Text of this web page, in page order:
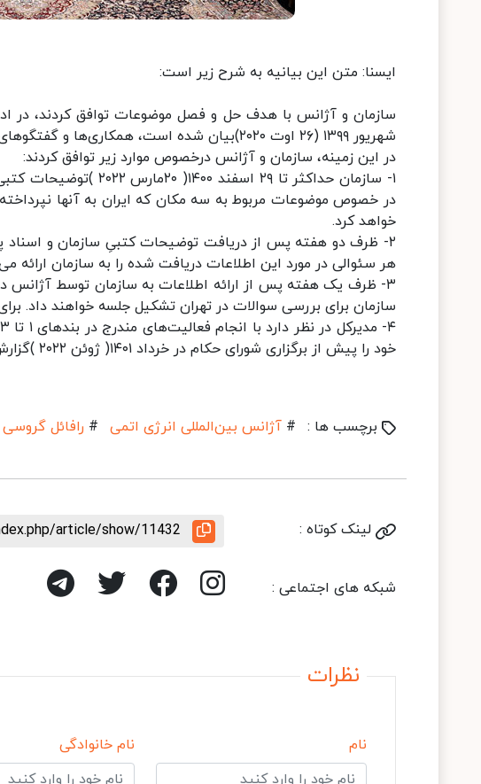
ایسنا: متن این بیانیه به شرح زیر است:
شهریور ۱۳۹۹ (۲۶ اوت ۲۰۲۰)بیان شده است، همکاری‌ها و گفتگوهای بین خود را سرعت بخشیده و تقویت کنند.
در این زمینه، سازمان و آژانس درخصوص موارد زیر توافق کردند:
۱- سازمان حداکثر تا
در خصوص موضوعات مربوط به سه مکان که ایران به آنها
خواهد کرد.
۲- ظرف دو هفته پس از دریافت توضیحات کتبیِ سازمان و اسناد
هر سئوالی در مورد این اطلاعات دریافت شده را به سازمان ارائه
۳- ظرف یک هفته پس از ارائه اطلاعات به سازمان توسط
سازمان برای بررسی سوالات در تهران تشکیل جلسه خواهند داد.
خود را پیش از برگزاری شورای حکام در خرداد ۱۴۰۱( ژوئن ۲۰۲۲ )گزارش کند.
برچسب ها : # آژانس بین‌المللی انرژی اتمی # رافائل گروسی
لینک کوتاه : article/show/11432
شبکه های اجتماعی :
نظرات
نام نام خانوادگی